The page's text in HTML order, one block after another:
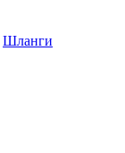
Шланги